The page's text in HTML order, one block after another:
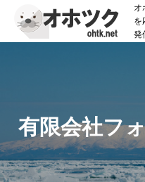
オ
を
発
有限会社フ